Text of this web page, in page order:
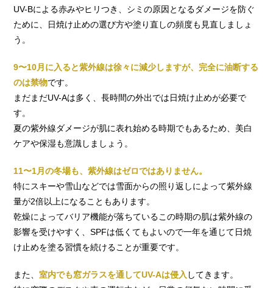
UV-Bによる赤みやヒリつき、シミの原因となるダメージを防ぐ
ために、日焼け止めの選び方や塗り直しの頻度も見直しましょ
う。
9〜10月に入ると紫外線は徐々に減少しますが、完全に油断する
のは禁物です。
まだまだUV-Aは多く、長時間の外出では日焼け止めが必要で
す。
夏の紫外線ダメージが肌に表れ始める時期でもあるため、美白
ケアや保湿も意識しましょう。
11〜1月の冬場も、紫外線はゼロではありません。
特にスキーや雪山などでは雪面からの照り返しによって紫外線
量が2倍以上になることもあります。
乾燥によってバリア機能が落ちているこの時期の肌は紫外線の
影響を受けやすく、SPFは低くてもよいので一年を通じて日焼
け止めを塗る習慣を続けることが重要です。
また、室内でも窓ガラスを通してUV-Aは侵入 してきます。